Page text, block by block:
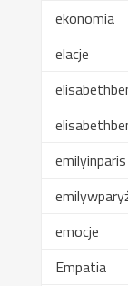
ekonomia
elacje
emilyinparis
emocje
Empatia